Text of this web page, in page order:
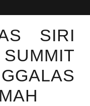
SIRI